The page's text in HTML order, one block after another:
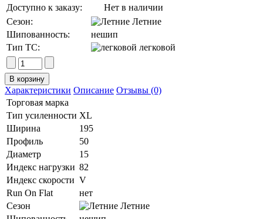
Доступно к заказу:
Нет в наличии
Сезон:
Летние
Шипованность:
нешип
Тип ТС:
легковой
Характеристики Описание Отзывы (0)
Торговая марка
Тип усиленности XL
Ширина
195
Профиль
50
Диаметр
15
Индекс нагрузки 82
Индекс скорости V
Run On Flat
нет
Сезон
Летние